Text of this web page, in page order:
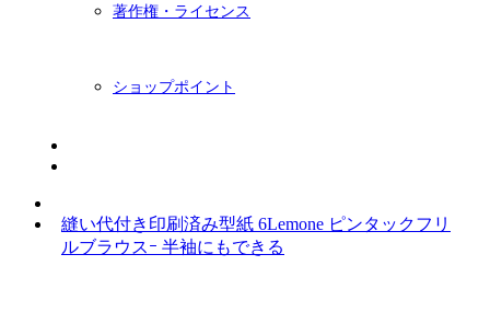
著作権・ライセンス
ショップポイント
縫い代付き印刷済み型紙 6Lemone ピンタックフリ
ルブラウスｰ 半袖にもできる